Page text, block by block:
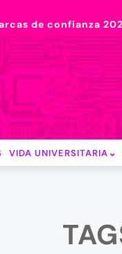
de confianza
VIDA UNIVERSITARIA